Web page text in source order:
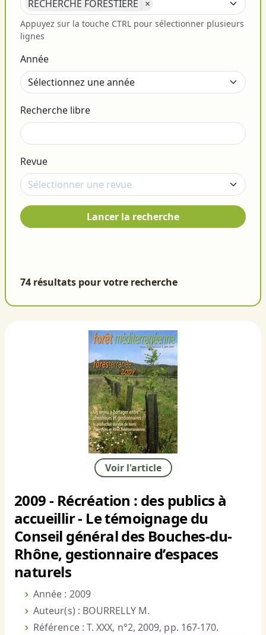
RECHERCHE FORESTIERE ×
Appuyez sur la touche CTRL pour sélectionner plusieurs
lignes
Année
Recherche libre
Revue
Lancer la recherche
74 résultats pour votre recherche
Voir l'article
2009 - Récréation : des publics à
accueillir - Le témoignage du
Conseil général des Bouches-du-
Rhône, gestionnaire d’espaces
naturels
Année : 2009
Auteur(s) : BOURRELLY M.
Référence : T. XXX, n°2, 2009, pp. 167-170.